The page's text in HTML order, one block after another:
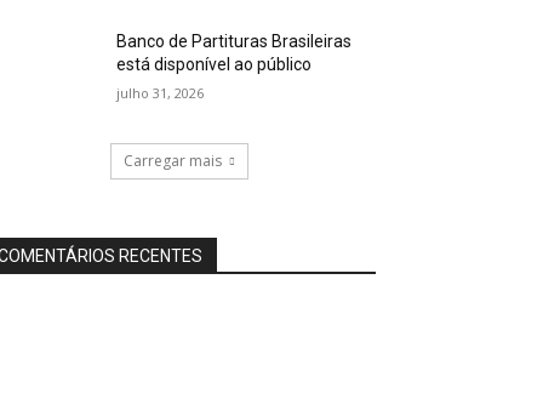
Banco de Partituras Brasileiras
está disponível ao público
julho 31, 2026
Carregar mais
RECENTES